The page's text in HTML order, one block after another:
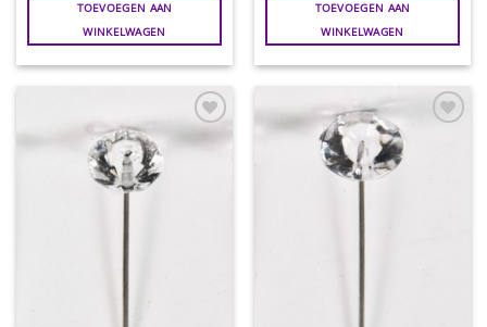
TOEVOEGEN AAN
WINKELWAGEN
TOEVOEGEN AAN
WINKELWAGEN
Toevoegen